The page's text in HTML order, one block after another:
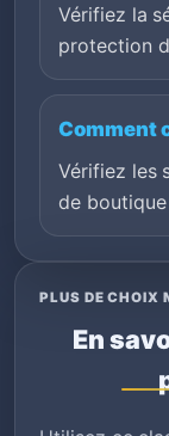
Vérifiez la
protection
Comment
Vérifiez les
de
PLUS DE CHOIX
En